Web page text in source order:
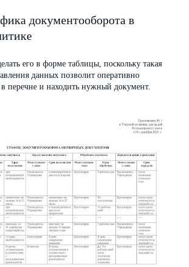
документооборота в
его в форме таблицы, поскольку такая
данных позволит оперативно
в перечне и находить нужный документ.